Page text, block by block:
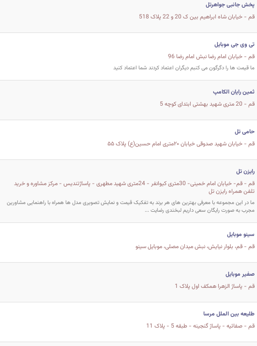
پخش جانبی جواهرتل
قم - خیابان شاه ابراهیم بین ک 20 و 22 پلاک 518
تی وی جی موبایل
قم - خیابان امام رضا نبش امام رضا 96
ما قیمت ها را دگرگون می کنبم دیگران اعتماد کردند شما اعتماد کنید
ثمین رایان الکامپ
قم - 20 متری شهید بهشتی ابتدای کوچه 5
حامی تل
قم - خیابان شهید صدوقی خیابان ۲۰متری امام حسین(ع) پلاک ۵۵
رایزن تل
قم - قم- خیابان امام خمینی- 30متری کیوانفر - 24متری شهید مطهری - پاساژتندیس - مرکز مشاوره و خرید
تلفن همراه رایزن تل
ما در این مجموعه با معرفی بهترین های هر برند به تفکیک قیمت و نمایش تصویری مدل ها همراه با راهنمایی مشاورین
مجرب به صورت رایگان سعی داریم لبخندی رضایت ...
سینو موبایل
قم - قم، بلوار نیایش، نبش میدان مصلی، موبایل سینو
صفیر موبایل
قم - پاساژ الزهرا همکف اول پلاک 1
طلیعه بین الملل مرسا
قم - صفائیه - پاساژ گنجینه - طبقه 5 - پلاک 11